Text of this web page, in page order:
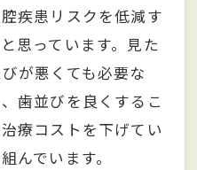
疾患リスクを低減す
思っています。見た
が悪くても必要な
歯並びを良くするこ
療コストを下げてい
んでいます。